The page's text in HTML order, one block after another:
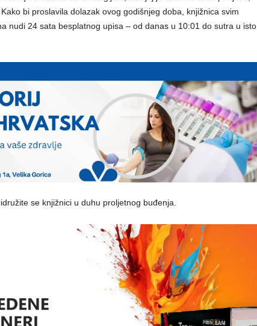
bi proslavila dolazak ovog godišnjeg doba, knjižnica svim
nudi 24 sata besplatnog upisa – od danas u 10:01 do sutra u isto
se knjižnici u duhu proljetnog buđenja.